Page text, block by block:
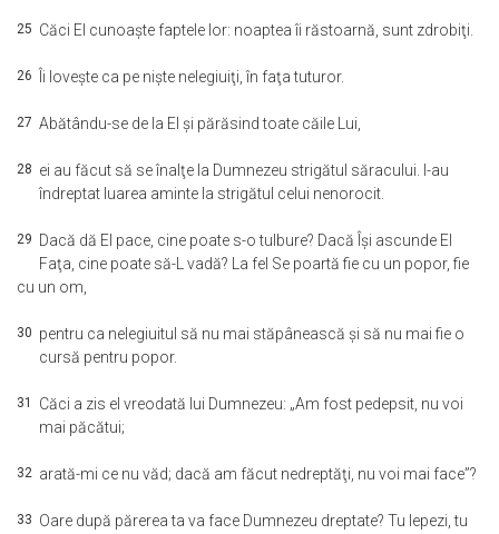
25 Căci El cunoaşte faptele lor: noaptea îi răstoarnă, sunt zdrobiţi.
26 Îi loveşte ca pe nişte nelegiuiţi, în faţa tuturor.
27 Abătându-se de la El şi părăsind toate căile Lui,
28 ei au făcut să se înalţe la Dumnezeu strigătul săracului. I-au
îndreptat luarea aminte la strigătul celui nenorocit.
29 Dacă dă El pace, cine poate s-o tulbure? Dacă Îşi ascunde El
Faţa, cine poate să-L vadă? La fel Se poartă fie cu un popor, fie
cu un om,
30 pentru ca nelegiuitul să nu mai stăpânească şi să nu mai fie o
cursă pentru popor.
31 Căci a zis el vreodată lui Dumnezeu: „Am fost pedepsit, nu voi
mai păcătui;
32 arată-mi ce nu văd; dacă am făcut nedreptăţi, nu voi mai face”?
33 Oare după părerea ta va face Dumnezeu dreptate? Tu lepezi, tu